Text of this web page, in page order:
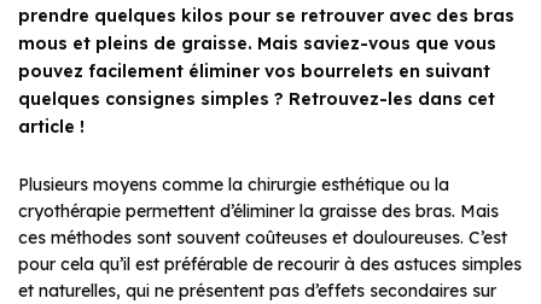
prendre quelques kilos pour se retrouver avec des bras
mous et pleins de graisse. Mais saviez-vous que vous
pouvez facilement éliminer vos bourrelets en suivant
quelques consignes simples ? Retrouvez-les dans cet
article !
Plusieurs moyens comme la chirurgie esthétique ou la
cryothérapie permettent d’éliminer la graisse des bras. Mais
ces méthodes sont souvent coûteuses et douloureuses. C’est
pour cela qu’il est préférable de recourir à des astuces simples
et naturelles, qui ne présentent pas d’effets secondaires sur